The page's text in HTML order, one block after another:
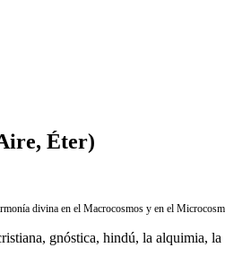
Éter)
divina en el Macrocosmos y en el
gnóstica, hindú, la alquimia,